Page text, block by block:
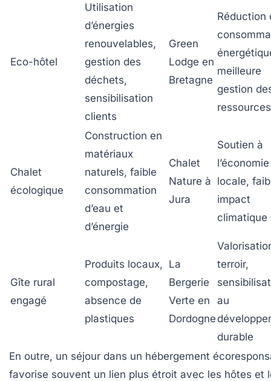
Eco-hôtel
Utilisation
d’énergies
renouvelables,
gestion des
déchets,
sensibilisation
clients
Green
Lodge en
Bretagne
Réduction
meilleure
gestion
ressources
Chalet
écologique
Construction en
matériaux
naturels, faible
consommation
d’eau et
d’énergie
Chalet
Nature à
Jura
Soutien à
l’économie
locale,
impact
climatique
Gîte rural
engagé
Produits locaux,
compostage,
absence de
plastiques
La
Bergerie
Verte en
Dordogne
terroir,
au
durable
En outre, un séjour dans un hébergement
favorise souvent un lien plus étroit avec les hôtes et